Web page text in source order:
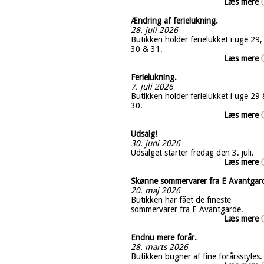
Ændring af ferielukning.
28. juli 2026
Butikken holder ferielukket i uge 29,
30 & 31.
Læs mere
Ferielukning.
7. juli 2026
Butikken holder ferielukket i uge 29
30.
Læs mere
Udsalg!
30. juni 2026
Udsalget starter fredag den 3. juli.
Læs mere
Skønne sommervarer fra E
20. maj 2026
Butikken har fået de fineste
sommervarer fra E Avantgarde.
Læs mere
Endnu mere forår.
28. marts 2026
Butikken bugner af fine forårsstyles.